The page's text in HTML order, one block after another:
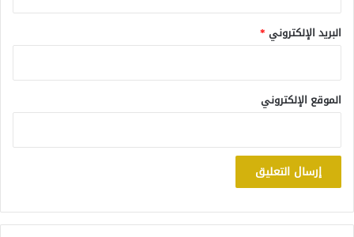
البريد الإلكتروني *
الموقع الإلكتروني